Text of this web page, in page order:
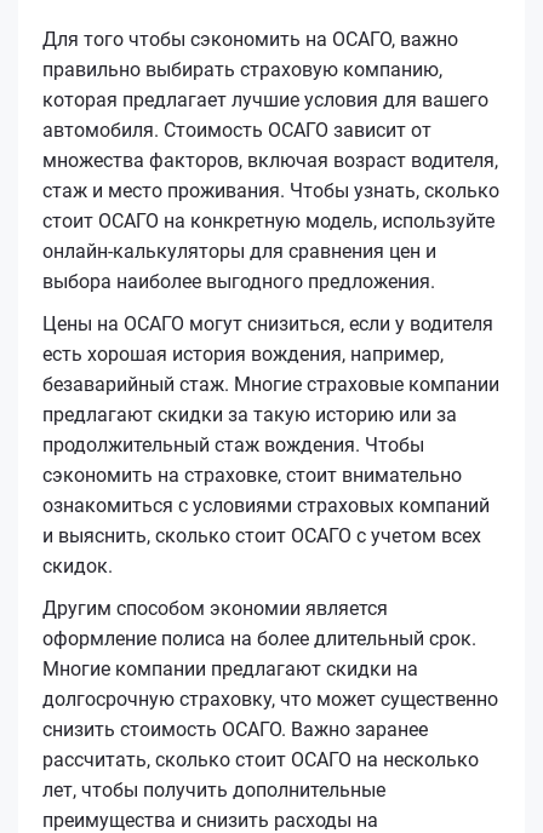
Для того чтобы сэкономить на ОСАГО, важно
правильно выбирать страховую компанию,
которая предлагает лучшие условия для вашего
автомобиля. Стоимость ОСАГО зависит от
множества факторов, включая возраст водителя,
стаж и место проживания. Чтобы узнать, сколько
стоит ОСАГО на конкретную модель, используйте
онлайн-калькуляторы для сравнения цен и
выбора наиболее выгодного предложения.
Цены на ОСАГО могут снизиться, если у водителя
есть хорошая история вождения, например,
безаварийный стаж. Многие страховые компании
предлагают скидки за такую историю или за
продолжительный стаж вождения. Чтобы
сэкономить на страховке, стоит внимательно
ознакомиться с условиями страховых компаний
и выяснить, сколько стоит ОСАГО с учетом всех
скидок.
Другим способом экономии является
оформление полиса на более длительный срок.
Многие компании предлагают скидки на
долгосрочную страховку, что может существенно
снизить стоимость ОСАГО. Важно заранее
рассчитать, сколько стоит ОСАГО на несколько
лет, чтобы получить дополнительные
преимущества и снизить расходы на